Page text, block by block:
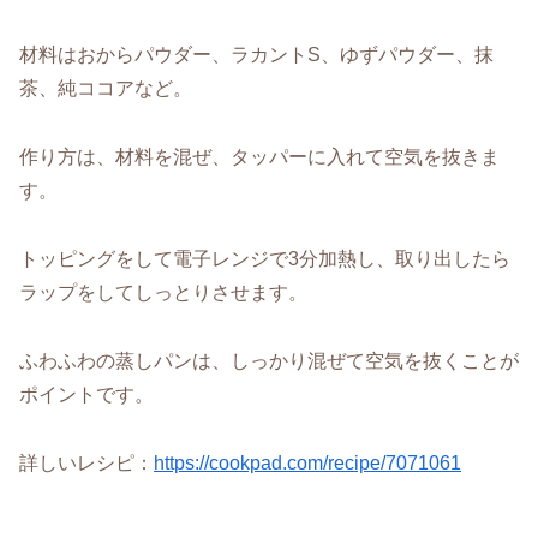
材料はおからパウダー、ラカントS、ゆずパウダー、抹
茶、純ココアなど。
作り方は、材料を混ぜ、タッパーに入れて空気を抜きま
す。
トッピングをして電子レンジで3分加熱し、取り出したら
ラップをしてしっとりさせます。
ふわふわの蒸しパンは、しっかり混ぜて空気を抜くことが
ポイントです。
詳しいレシピ： https://cookpad.com/recipe/7071061